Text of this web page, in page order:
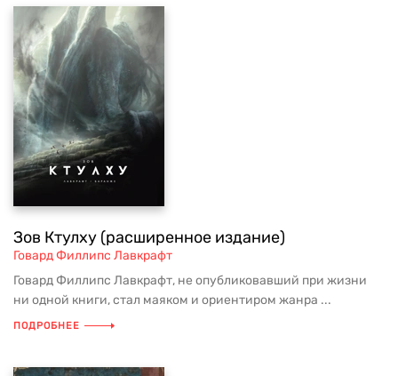
Зов Ктулху (расширенное издание)
Говард Филлипс Лавкрафт
Говард Филлипс Лавкрафт, не опубликовавший при жизни
ни одной книги, стал маяком и ориентиром жанра ...
ПОДРОБНЕЕ